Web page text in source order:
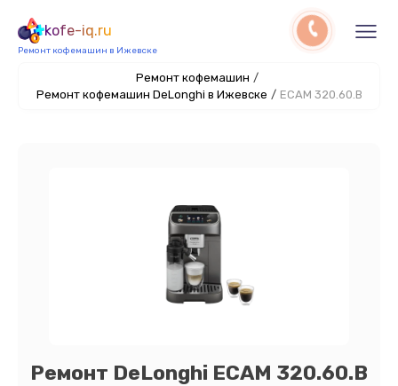
kofe-iq.ru
Ремонт кофемашин в Ижевске
Ремонт кофемашин /
Ремонт кофемашин DeLonghi в Ижевске / ECAM 320.60.B
Ремонт DeLonghi ECAM 320.60.B